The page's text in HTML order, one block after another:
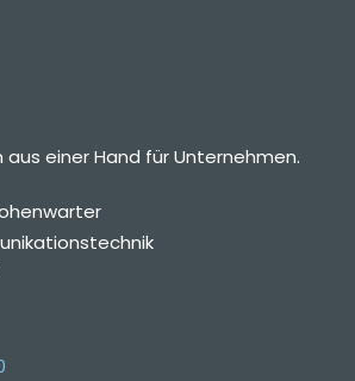
einer Hand für Unternehmen.